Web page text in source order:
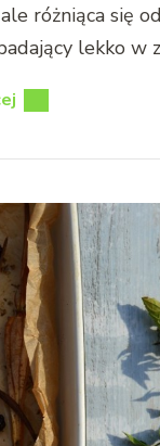
różniąca się
lekko w